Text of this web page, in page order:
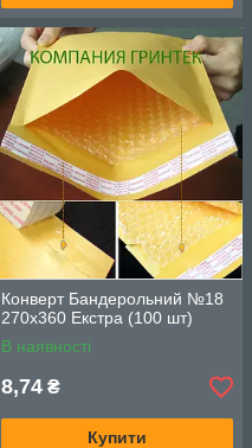
Конверт Бандерольний №18
270х360 Екстра (100 шт)
В наявності
8,74 ₴
Купити